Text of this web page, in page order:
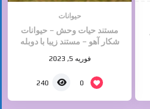
حیوانات
مستند حیات وحش – حیوانات
شکار آهو – مستند زیبا با دوبله
فوریه 5, 2023
0
240